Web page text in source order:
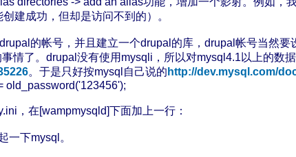
建成功，但却是访问不到的）。
的帐号，并且建立一个drupal的库，drupal帐号当然
情了。drupal没有使用mysqli，所以对mysql4.1以上的数
。于是只好按mysql自己说的 http://dev.mysql.com/
old_password('123456');
，在[wampmysqld]下面加上一行：
一下mysql。